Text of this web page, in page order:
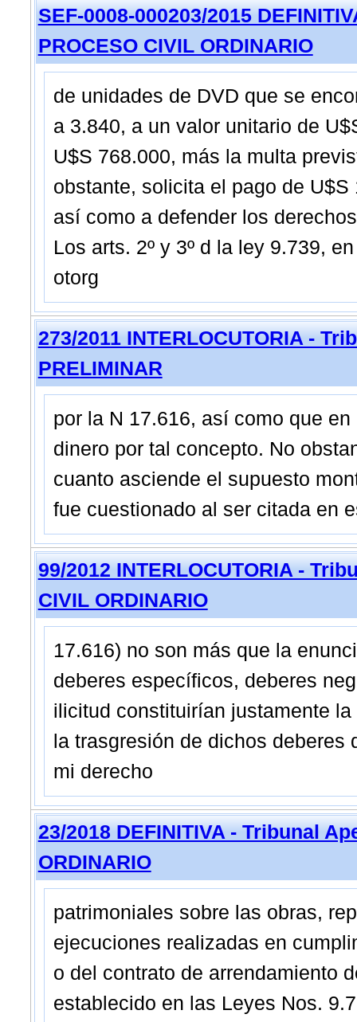
SEF-0008-000203/2015
PROCESO CIVIL ORDINARIO
de unidades de DVD que se
a 3.840, a un valor unitario de
U$S 768.000, más la multa
obstante, solicita el pago de
así como a defender los
Los arts. 2º y 3º d la ley 9.739,
otorg
273/2011 INTERLOCUTORIA -
PRELIMINAR
por la N 17.616, así como que
dinero por tal concepto. No
cuanto asciende el supuesto
fue cuestionado al ser citada en
99/2012 INTERLOCUTORIA -
CIVIL ORDINARIO
17.616) no son más que la
deberes específicos, deberes
ilicitud constituirían justamente
la trasgresión de dichos
mi derecho
23/2018 DEFINITIVA - Tribunal
ORDINARIO
patrimoniales sobre las obras,
ejecuciones realizadas en
o del contrato de arrendamiento
establecido en las Leyes Nos.